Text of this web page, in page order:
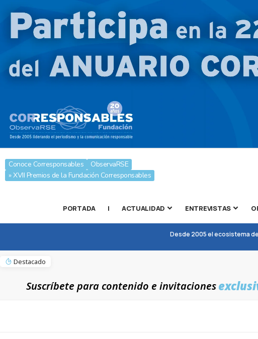
Conoce Corresponsables
ObservaRSE
» XVII Premios de la Fundación Corresponsables
PORTADA | ACTUALIDAD ENTREVISTAS
Desde 2005 el ecosistema
Destacado
Suscríbete para contenido e invitaciones